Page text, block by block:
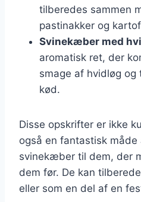
tilberedes sammen
pastinakker og
Svinekæber med
aromatisk ret, der
smage af hvidløg
kød.
Disse opskrifter er ikke
også en fantastisk
svinekæber til dem, der
dem før. De kan
eller som en del af en